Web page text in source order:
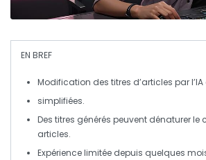
EN BREF
Modification des titres d’articles par
simplifiées.
Des titres générés peuvent dénaturerle
articles.
Expérience limitée depuis quelques